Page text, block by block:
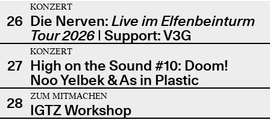
26
KONZERT
Die Nerven: Live im Elfenbeinturm
Tour 2026| Support: V3G
27
KONZERT
High on the Sound #10: Doom!
Noo Yelbek & As in Plastic
28
ZUM MITMACHEN
IGTZ Workshop